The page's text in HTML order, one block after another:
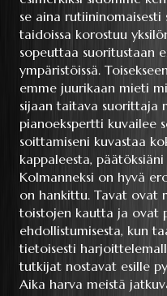
se aina rutiininomaisesti
taidoissa korostuu
sopeuttaa suoritustaan
ympäristöissä.
emme juurikaan mieti
sijaan taitava suorittaja
pianoekspertti kuvailee
soittamiseni kuvastaa
kappaleesta,
Kolmanneksi on hyvä
on hankittu. Tavat ovat
toistojen kautta ja ovat
ehdollistumisesta, kun
tietoisesti
tutkijat nostavat esille
Aika harva meistä